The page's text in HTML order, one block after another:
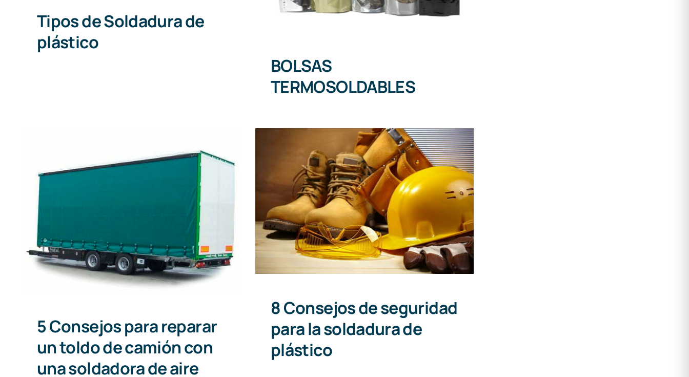
Tipos de Soldadura de
plástico
BOLSAS
TERMOSOLDABLES
5 Consejos para reparar un
toldo de camión con una
soldadora de aire caliente
5 Consejos para reparar
un toldo de camión con
una soldadora de aire
8 Consejos de seguridad para la
soldadura de plástico
8 Consejos de seguridad
para la soldadura de
plástico